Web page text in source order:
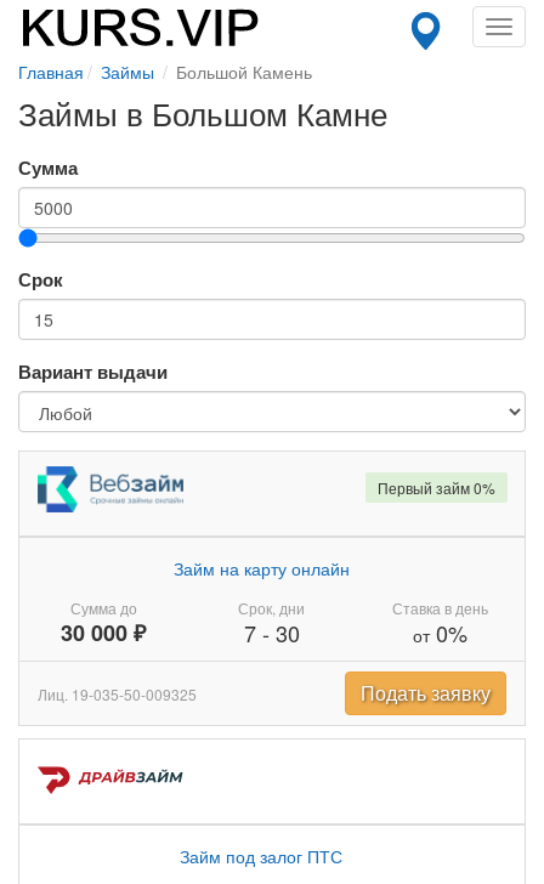
Главная Займы Большой Камень
Займы в Большом Камне
Сумма
Срок
Вариант выдачи
Сумма до
30 000 ₽
Займ на карту онлайн
Срок, дни
7- 30
Ставка в день
от0%
Первый займ 0%
Лиц. 19-035-50-009325 Подать заявку
Займ под залог ПТС